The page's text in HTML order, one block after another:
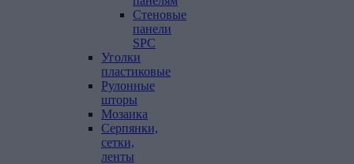
Стеновые
панели
SPC
Уголки
пластиковые
Рулонные
шторы
Мозаика
Серпянки,
сетки,
ленты